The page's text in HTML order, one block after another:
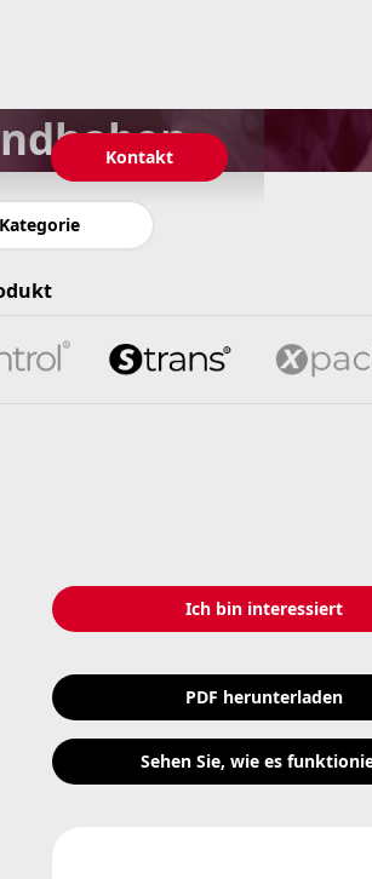
Kontakt
Ich bin interessiert
PDF herunterladen
Sehen Sie, wie es